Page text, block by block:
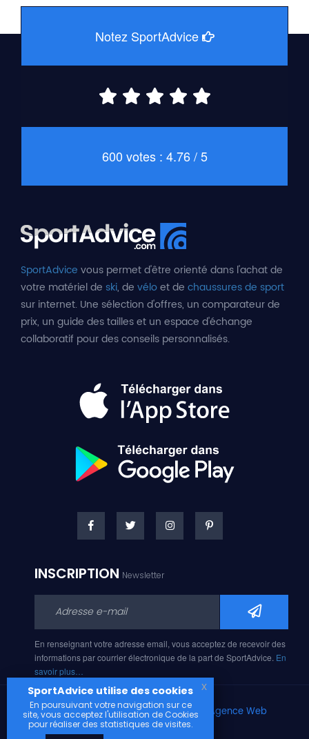
Notez SportAdvice
600 votes : 4.76 / 5
SportAdvice vous permet d'être orienté dans l'achat de
votre matériel de ski, de véloet de chaussures de sport
sur internet. Une sélection d'offres, un comparateur de
prix, un guide des tailles et un espace d'échange
collaboratif pour des conseils personnalisés.
INSCRIPTION Newsletter
En renseignant votre adresse email, vous acceptez de recevoir des
informations par courrier électronique de la part de SportAdvice. En
savoir plus…
Copyright © 2026, Développé avec par
Agence Web
Narobaz.
SportAdvice utilise des cookies
En poursuivant votre navigation sur ce
site, vous acceptez l'utilisation de Cookies
pour réaliser des statistiques de visites.
x